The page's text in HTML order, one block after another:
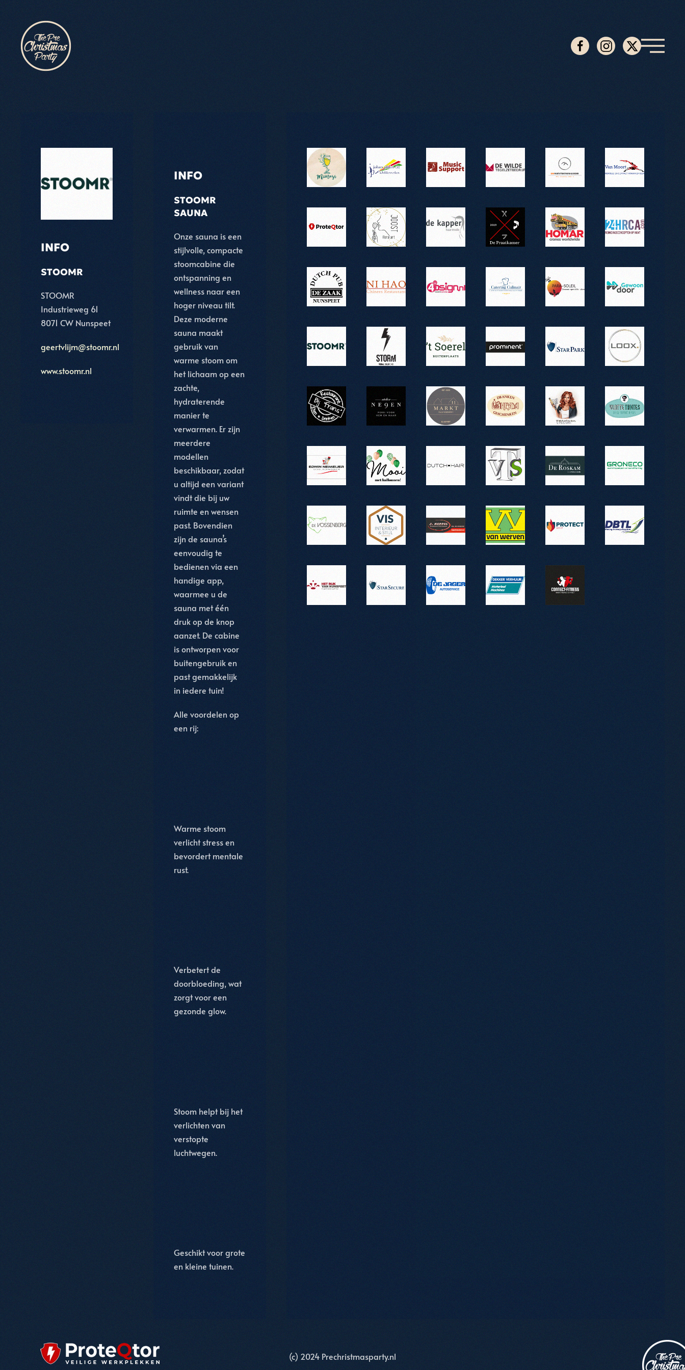
Skip to main content
INFO
STOOMR
STOOMR
Industrieweg 61
8071 CW Nunspeet
geertvlijm@stoomr.nl
www.stoomr.nl
INFO
STOOMR
SAUNA
Onze sauna is een
stijlvolle, compacte
stoomcabine die
ontspanning en
wellness naar een
hoger niveau tilt.
Deze moderne
sauna maakt
gebruik van
warme stoom om
het lichaam op een
zachte,
hydraterende
manier te
verwarmen. Er zijn
meerdere
modellen
beschikbaar, zodat
u altijd een variant
vindt die bij uw
ruimte en wensen
past. Bovendien
zijn de sauna’s
eenvoudig te
bedienen via een
handige app,
waarmee u de
sauna met één
druk op de knop
aanzet. De cabine
is ontworpen voor
buitengebruik en
past gemakkelijk
in iedere tuin!
Alle voordelen op
een rij:
Warme stoom
verlicht stress en
bevordert mentale
rust.
Verbetert de
doorbloeding, wat
zorgt voor een
gezonde glow.
Stoom helpt bij het
verlichten van
verstopte
luchtwegen.
Geschikt voor grote
en kleine tuinen.
(c) 2024 Prechristmasparty.nl